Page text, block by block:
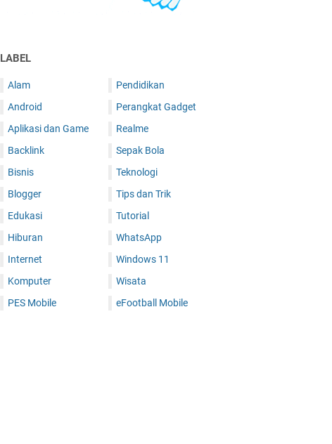
LABEL
Alam
Android
Aplikasi dan Game
Backlink
Bisnis
Blogger
Edukasi
Hiburan
Internet
Komputer
PES Mobile
Pendidikan
Perangkat Gadget
Realme
Sepak Bola
Teknologi
Tips dan Trik
Tutorial
WhatsApp
Windows 11
Wisata
eFootball Mobile